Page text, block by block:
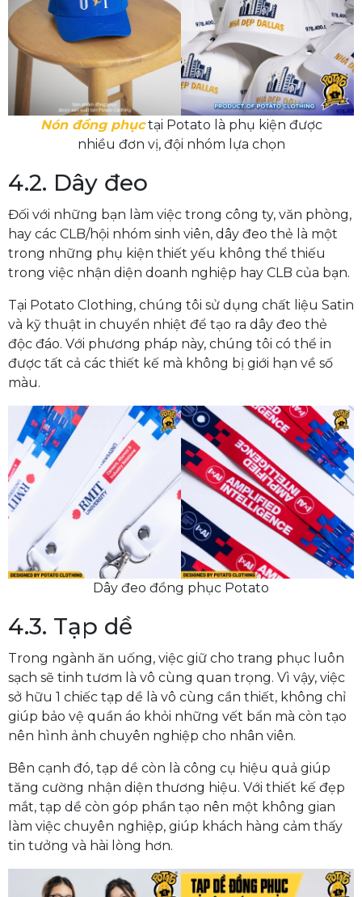
Nón đồng phụctại Potato là phụ kiện được
nhiều đơn vị, đội nhóm lựa chọn
4.2. Dây đeo
Đối với những bạn làm việc trong công ty, văn phòng,
hay các CLB/hội nhóm sinh viên, dây đeo thẻ là một
trong những phụ kiện thiết yếu không thể thiếu
trong việc nhận diện doanh nghiệp hay CLB của bạn.
Tại Potato Clothing, chúng tôi sử dụng chất liệu Satin
và kỹ thuật in chuyển nhiệt để tạo ra dây đeo thẻ
độc đáo. Với phương pháp này, chúng tôi có thể in
được tất cả các thiết kế mà không bị giới hạn về số
màu.
Dây đeo đồng phục Potato
4.3. Tạp dề
Trong ngành ăn uống, việc giữ cho trang phục luôn
sạch sẽ tinh tươm là vô cùng quan trọng. Vì vậy, việc
sở hữu 1 chiếc tạp dề là vô cùng cần thiết, không chỉ
giúp bảo vệ quần áo khỏi những vết bẩn mà còn tạo
nên hình ảnh chuyên nghiệp cho nhân viên.
Bên cạnh đó, tạp dề còn là công cụ hiệu quả giúp
tăng cường nhận diện thương hiệu. Với thiết kế đẹp
mắt, tạp dề còn góp phần tạo nên một không gian
làm việc chuyên nghiệp, giúp khách hàng cảm thấy
tin tưởng và hài lòng hơn.